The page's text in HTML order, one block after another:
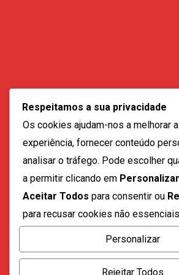
geral@vozdadiaspora.co.ao
direccao@vozdadiaspora.co.ao
redaccao@vozdadiaspora.co.ao
comercial@vozdadiaspora.co.ao
recrutamento@vozdadiaspora.co.ao
Todos os direitos reservados a "A
Respeitamos a sua privacidade
Os cookies ajudam-nos a melhorar
experiência, fornecer conteúdo
analisar o tráfego. Pode escolher
a permitir clicando em Personalizar
Aceitar Todos para consentir ou
para recusar cookies não
Personalizar
Rejeitar Todos